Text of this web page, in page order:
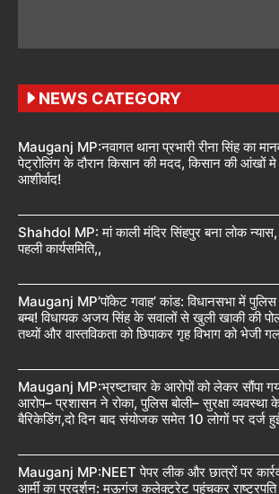
NEWS CATEGORY
Mauganj MP:नवागत थाना प्रभारी रीना सिंह का
पेट्रोलिंग के दौरान किसान की मदद, किसान की आंखों
आशीर्वाद!
Shahdol MP: मां काली मंदिर सिंहपुर बना लोक न्यास,
पहली कार्यसमिति,,
Mauganj MP’पॉकेट गवाह’ कांड: विधानसभा में
बम्ब! विधायक अजय सिंह के सवालों से खुली खाकी की
तथ्यों और वास्तविकता को छिपाकर गृह विभाग को भेजी
Mauganj MP:भ्रष्टाचार के आरोपों को लेकर सौंपा
आरोप– प्रशासन ने रोका, पुलिस बोली– सुरक्षा व्यवस्था
बैरिकेडिंग,दो दिन बाद संयोजक समेत 10 लोगों पर
Mauganj MP:NEET पेपर लीक और छात्रों पर
आर्मी का प्रदर्शन: मऊगंज कलेक्ट्रेट पहुंचकर